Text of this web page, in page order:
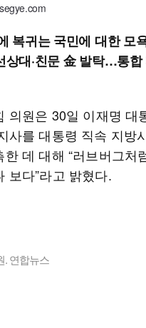
복귀는 국민에 대한 모
상대·친문 金 발탁…통
의원은 30일 이재명 대
사를 대통령 직속 지방
데 대해 “러브버그처
보다”라고 밝혔다.
. 연합뉴스